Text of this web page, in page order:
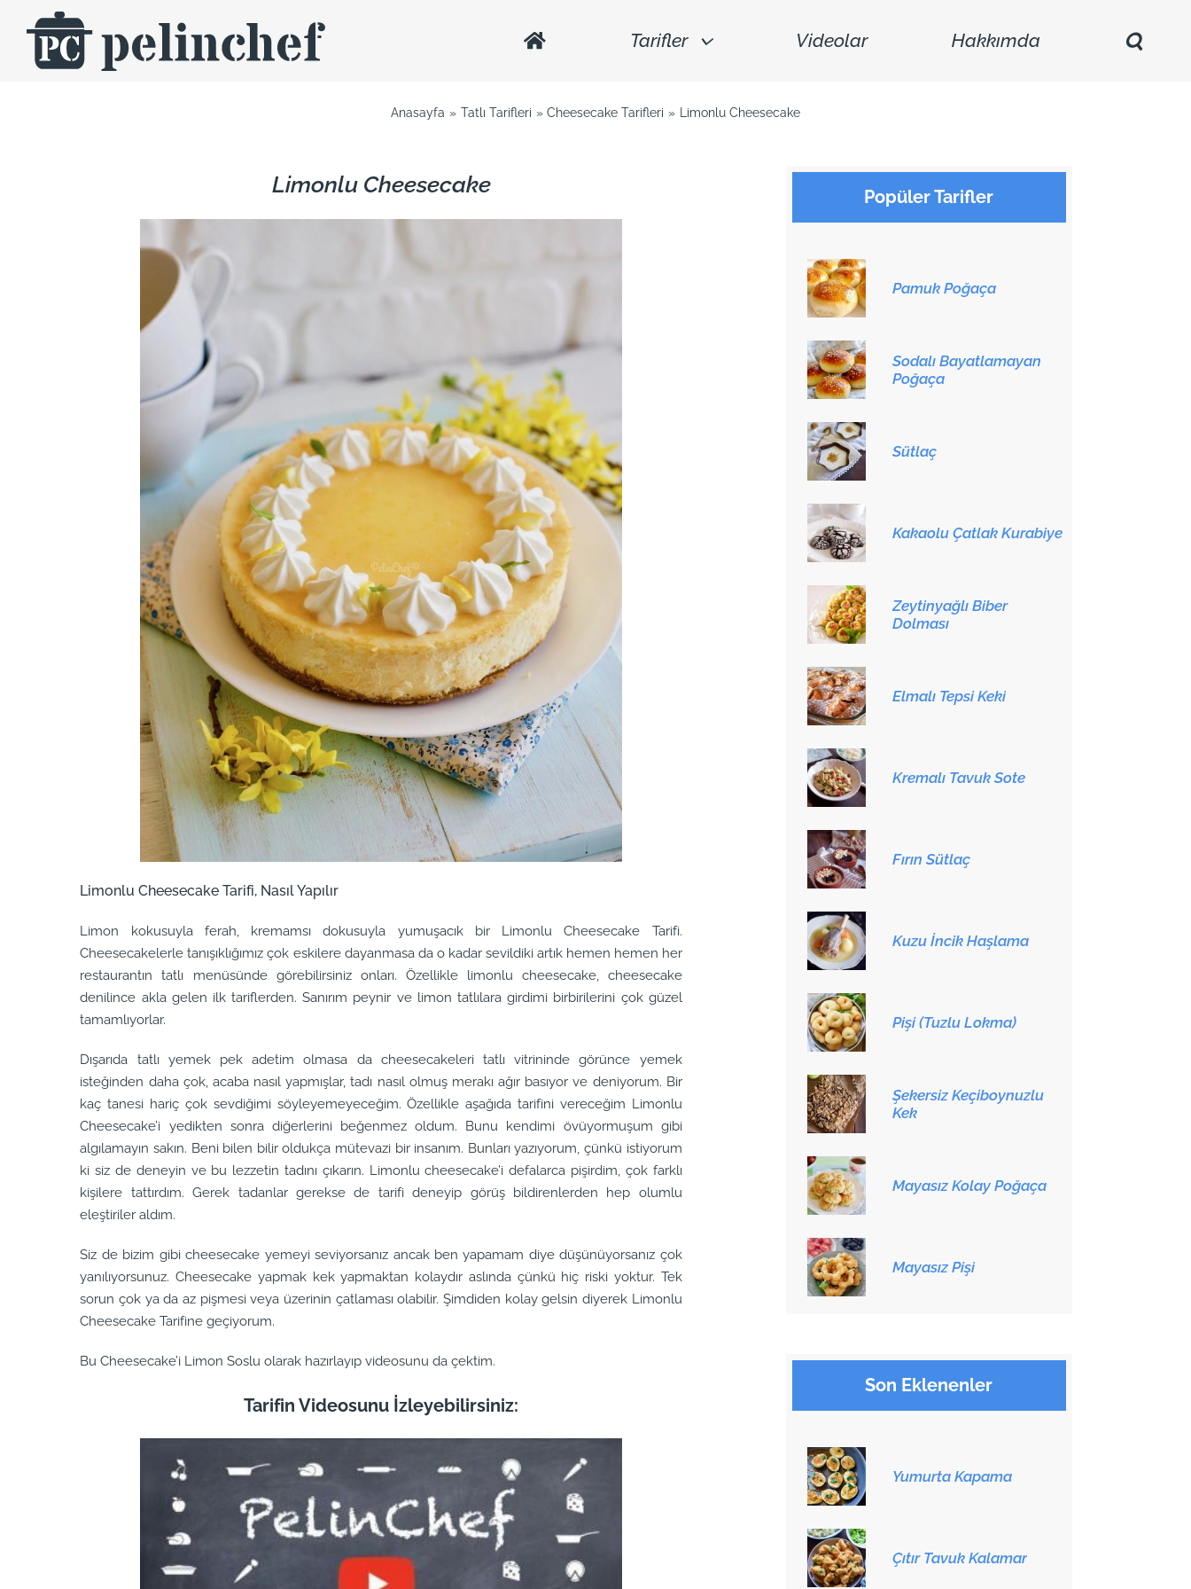
content
Tarifler Videolar Hakkımda
Anasayfa Tatlı Tarifleri Cheesecake Tarifleri Limonlu Cheesecake
Limonlu Cheesecake
Limonlu Cheesecake Tarifi, Nasıl Yapılır
Limon kokusuyla ferah, kremamsı dokusuyla yumuşacık bir Limonlu Cheesecake Tarifi.
Cheesecakelerle tanışıklığımız çok eskilere dayanmasa da o kadar sevildiki artık hemen hemen her
restaurantın tatlı menüsünde görebilirsiniz onları. Özellikle limonlu cheesecake, cheesecake
denilince akla gelen ilk tariflerden. Sanırım peynir ve limon tatlılara girdimi birbirilerini çok güzel
tamamlıyorlar.
Dışarıda tatlı yemek pek adetim olmasa da cheesecakeleri tatlı vitrininde görünce yemek
isteğinden daha çok, acaba nasıl yapmışlar, tadı nasıl olmuş merakı ağır basıyor ve deniyorum. Bir
kaç tanesi hariç çok sevdiğimi söyleyemeyeceğim. Özellikle aşağıda tarifini vereceğim Limonlu
Cheesecake’i yedikten sonra diğerlerini beğenmez oldum. Bunu kendimi övüyormuşum gibi
algılamayın sakın. Beni bilen bilir oldukça mütevazi bir insanım. Bunları yazıyorum, çünkü istiyorum
ki siz de deneyin ve bu lezzetin tadını çıkarın. Limonlu cheesecake’i defalarca pişirdim, çok farklı
kişilere tattırdım. Gerek tadanlar gerekse de tarifi deneyip görüş bildirenlerden hep olumlu
eleştiriler aldım.
Siz de bizim gibi cheesecake yemeyi seviyorsanız ancak ben yapamam diye düşünüyorsanız çok
yanılıyorsunuz. Cheesecake yapmak kek yapmaktan kolaydır aslında çünkü hiç riski yoktur. Tek
sorun çok ya da az pişmesi veya üzerinin çatlaması olabilir. Şimdiden kolay gelsin diyerek Limonlu
Cheesecake Tarifine geçiyorum.
Bu Cheesecake’i Limon Soslu olarak hazırlayıp videosunu da çektim.
Tarifin Videosunu İzleyebilirsiniz:
Popüler Tarifler
Pamuk Poğaça
Sodalı Bayatlamayan
Poğaça
Sütlaç
Kakaolu Çatlak Kurabiye
Zeytinyağlı Biber
Dolması
Elmalı Tepsi Keki
Kremalı Tavuk Sote
Fırın Sütlaç
Kuzu İncik Haşlama
Pişi (Tuzlu Lokma)
Şekersiz Keçiboynuzlu
Kek
Mayasız Kolay Poğaça
Mayasız Pişi
Son Eklenenler
Yumurta Kapama
Çıtır Tavuk Kalamar